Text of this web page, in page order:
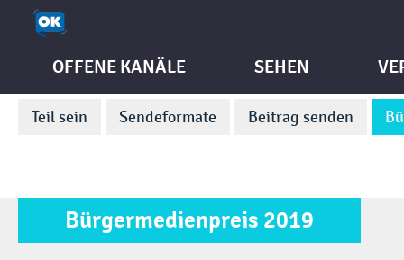
OFFENE KANÄLE SEHEN
Teil sein Sendeformate Beitrag senden
Bürgermedienpreis 2019